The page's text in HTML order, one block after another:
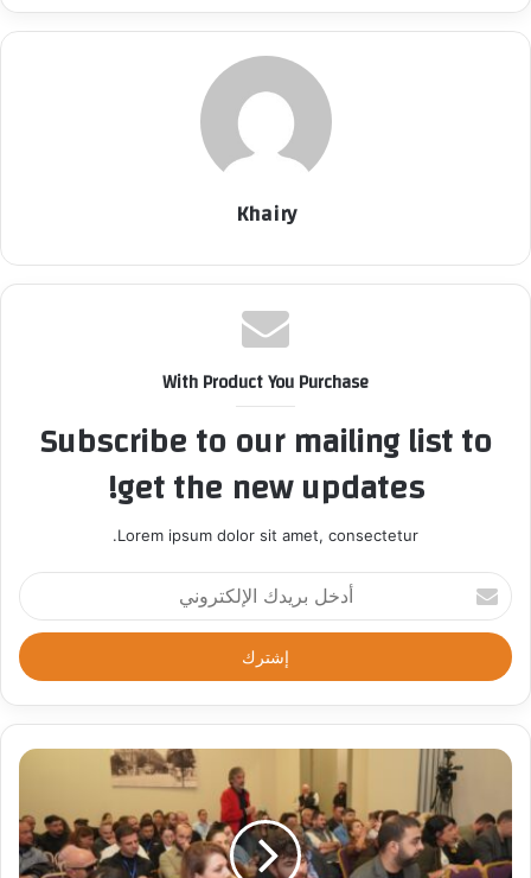
Khairy
With Product You Purchase
Subscribe to our mailing list to
get the new updates!
Lorem ipsum dolor sit amet, consectetur.
أ
د
خ
ل
ر
د
ا
ل
إ